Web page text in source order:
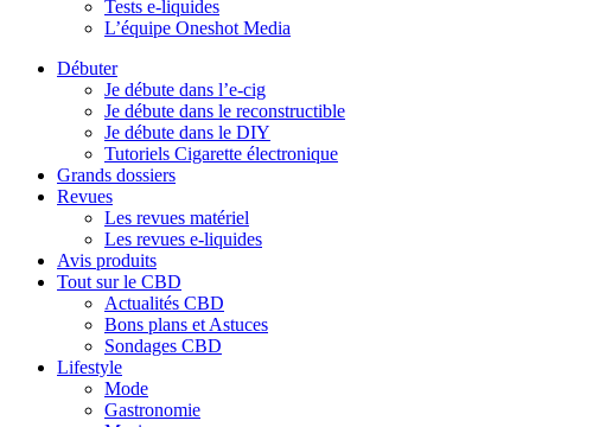
Tests e-liquides
L’équipe Oneshot Media
Débuter
Je débute dans l’e-cig
Je débute dans le reconstructible
Je débute dans le DIY
Tutoriels Cigarette électronique
Grands dossiers
Revues
Les revues matériel
Les revues e-liquides
Avis produits
Tout sur le CBD
Actualités CBD
Bons plans et Astuces
Sondages CBD
Lifestyle
Mode
Gastronomie